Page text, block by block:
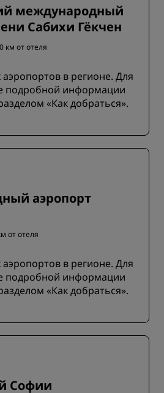
международный
Сабихи Гёкчен
км от отеля
в регионе. Для
подробной информации
«Как добраться».
аэропорт
от отеля
в регионе. Для
подробной информации
«Как добраться».
Софии